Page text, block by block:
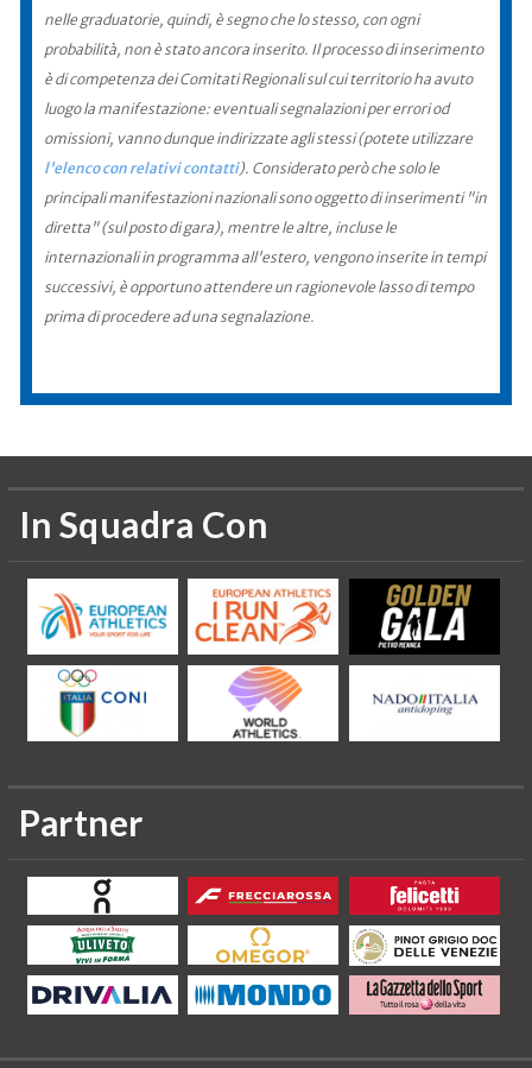
nelle graduatorie, quindi, è segno che lo stesso, con ogni
probabilità, non è stato ancora inserito. Il processo di inserimento
è di competenza dei Comitati Regionali sul cui territorio ha avuto
luogo la manifestazione: eventuali segnalazioni per errori od
omissioni, vanno dunque indirizzate agli stessi (potete utilizzare
l'elenco con relativi contatti). Considerato però che solo le
principali manifestazioni nazionali sono oggetto di inserimenti "in
diretta" (sul posto di gara), mentre le altre, incluse le
internazionali in programma all'estero, vengono inserite in tempi
successivi, è opportuno attendere un ragionevole lasso di tempo
prima di procedere ad una segnalazione.
In Squadra Con
Partner